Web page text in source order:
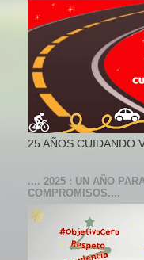
25 AÑOS CUIDANDO
.... 2025 : UN AÑO
COMPROMISOS....